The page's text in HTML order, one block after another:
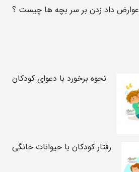
عوارض داد زدن بر سر بچه ها چیست ؟
نحوه برخورد با دعوای کودکان
رفتار کودکان با حیوانات خانگی